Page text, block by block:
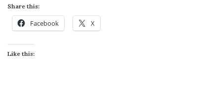
Share this:
Facebook X
Like this: